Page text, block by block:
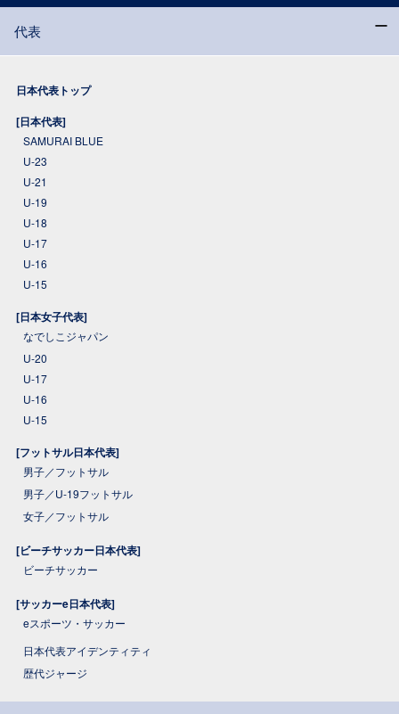
代表
日本代表トップ
[日本代表]
SAMURAI BLUE
U-23
U-21
U-19
U-18
U-17
U-16
U-15
[日本女子代表]
なでしこジャパン
U-20
U-17
U-16
U-15
[フットサル日本代表]
男子／フットサル
男子／U-19フットサル
女子／フットサル
[ビーチサッカー日本代表]
ビーチサッカー
[サッカーe日本代表]
eスポーツ・サッカー
日本代表アイデンティティ
歴代ジャージ